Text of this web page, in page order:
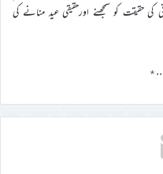
حقیقت کو سمجھنے اورحقیقی عید منانے کی